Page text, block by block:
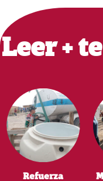
Primary
Sidebar
Leer +
Refuerza